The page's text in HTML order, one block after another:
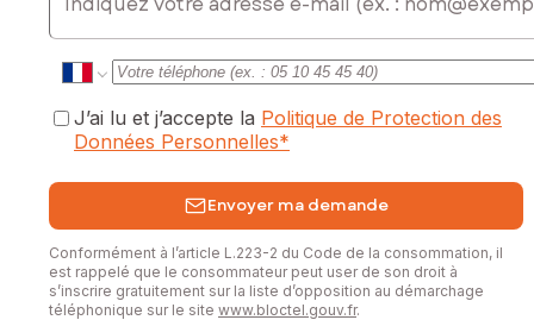
J’ai lu et j’accepte la Politique de Protection des
Données Personnelles*
Envoyer ma demande
Conformément à l’article L.223-2 du Code de la consommation, il
est rappelé que le consommateur peut user de son droit à
s’inscrire gratuitement sur la liste d’opposition au démarchage
téléphonique sur le site www.bloctel.gouv.fr.